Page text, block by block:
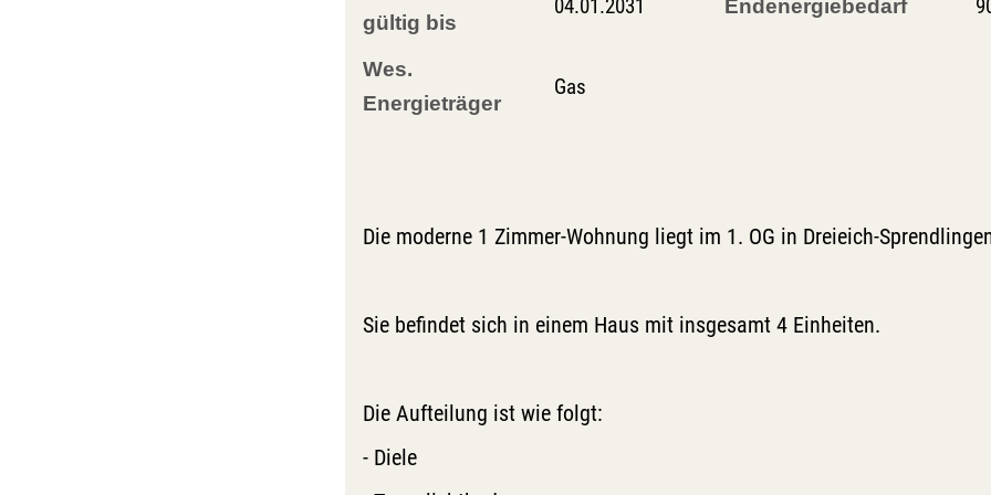
gültig bis
04.01.2031 Endenergiebedarf
Wes.
Energieträger
Gas
Die moderne 1 Zimmer-Wohnung liegt im 1. OG in Dreieich-
Sie befindet sich in einem Haus mit insgesamt 4 Einheiten.
Die Aufteilung ist wie folgt:
- Diele